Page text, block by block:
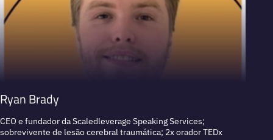
Ryan Brady
CEO e fundador da Scaledleverage Speaking Services;
sobrevivente de lesão cerebral traumática; 2x orador TEDx